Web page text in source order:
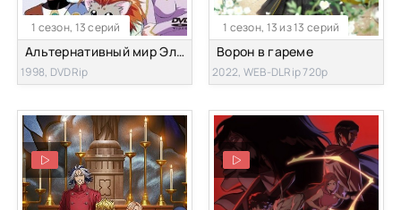
1 сезон, 13 серий
Альтернативный мир Эль-Хазард
1998, DVDRip
1 сезон, 13 из 13 серий
Ворон в гареме
2022, WEB-DLRip 720p